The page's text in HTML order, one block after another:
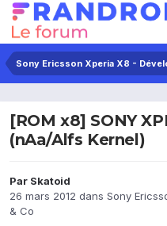
Sony Ericsson Xperia X8 -
[ROM x8] SONY
(nAa/Alfs Kernel)
Par Skatoid
26 mars 2012 dans Sony
& Co